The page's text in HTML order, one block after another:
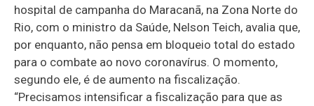
hospital de campanha do Maracanã, na Zona Norte do
Rio, com o ministro da Saúde, Nelson Teich, avalia que,
por enquanto, não pensa em bloqueio total do estado
para o combate ao novo coronavírus. O momento,
segundo ele, é de aumento na fiscalização.
“Precisamos intensificar a fiscalização para que as